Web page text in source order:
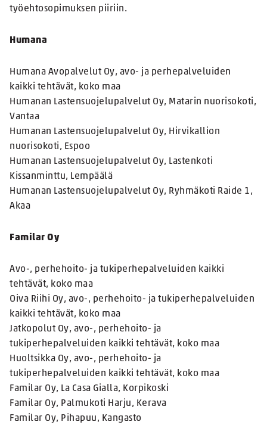
työehtosopimuksen piiriin.
Humana
Humana Avopalvelut Oy, avo- ja perhepalveluiden
kaikki tehtävät, koko maa
Humanan Lastensuojelupalvelut Oy, Matarin nuorisokoti,
Vantaa
Humanan Lastensuojelupalvelut Oy, Hirvikallion
nuorisokoti, Espoo
Humanan Lastensuojelupalvelut Oy, Lastenkoti
Kissanminttu, Lempäälä
Humanan Lastensuojelupalvelut Oy, Ryhmäkoti Raide 1,
Akaa
Familar Oy
Avo-, perhehoito- ja tukiperhepalveluiden kaikki
tehtävät, koko maa
Oiva Riihi Oy, avo-, perhehoito- ja tukiperhepalveluiden
kaikki tehtävät, koko maa
Jatkopolut Oy, avo-, perhehoito- ja
tukiperhepalveluiden kaikki tehtävät, koko maa
Huoltsikka Oy, avo-, perhehoito- ja
tukiperhepalveluiden kaikki tehtävät, koko maa
Familar Oy, La Casa Gialla, Korpikoski
Familar Oy, Palmukoti Harju, Kerava
Familar Oy, Pihapuu, Kangasto